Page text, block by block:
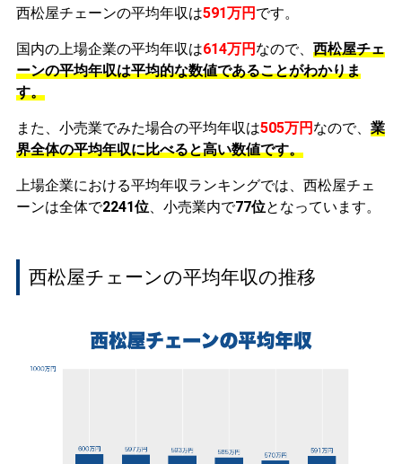
西松屋チェーンの平均年収は591万円 です。
国内の上場企業の平均年収は614万円 なので、 西松屋チェ
ーンの平均年収は平均的な数値であることがわかりま
す。
また、小売業でみた場合の平均年収は505万円 なので、 業
界全体の平均年収に比べると高い数値です。
上場企業における平均年収ランキングでは、西松屋チェ
ーンは全体で2241位、小売業内で77位となっています。
西松屋チェーンの平均年収の推移